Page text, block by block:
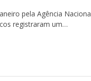
pela Agência
registraram um…